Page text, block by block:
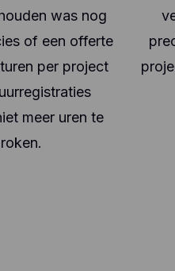
was nog
of een offerte
per project
meer uren te